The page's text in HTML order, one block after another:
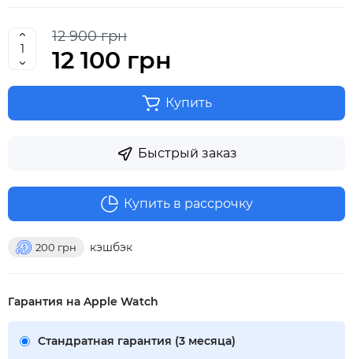
12 900 грн
12 100 грн
Купить
Быстрый заказ
200 грн кэшбэк
Купить в рассрочку
Гарантия на Apple Watch
Стандратная гарантия (3 месяца)